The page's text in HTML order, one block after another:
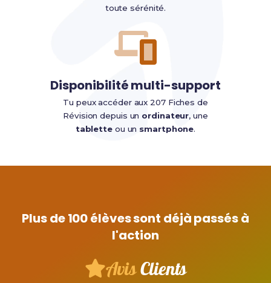
toute sérénité.
Disponibilité multi-support
Tu peux accéder aux 207 Fiches de
Révision depuis un ordinateur, une
tabletteou un smartphone.
Plus de 100 élèves sont déjà passés à
l'action
AvisClients